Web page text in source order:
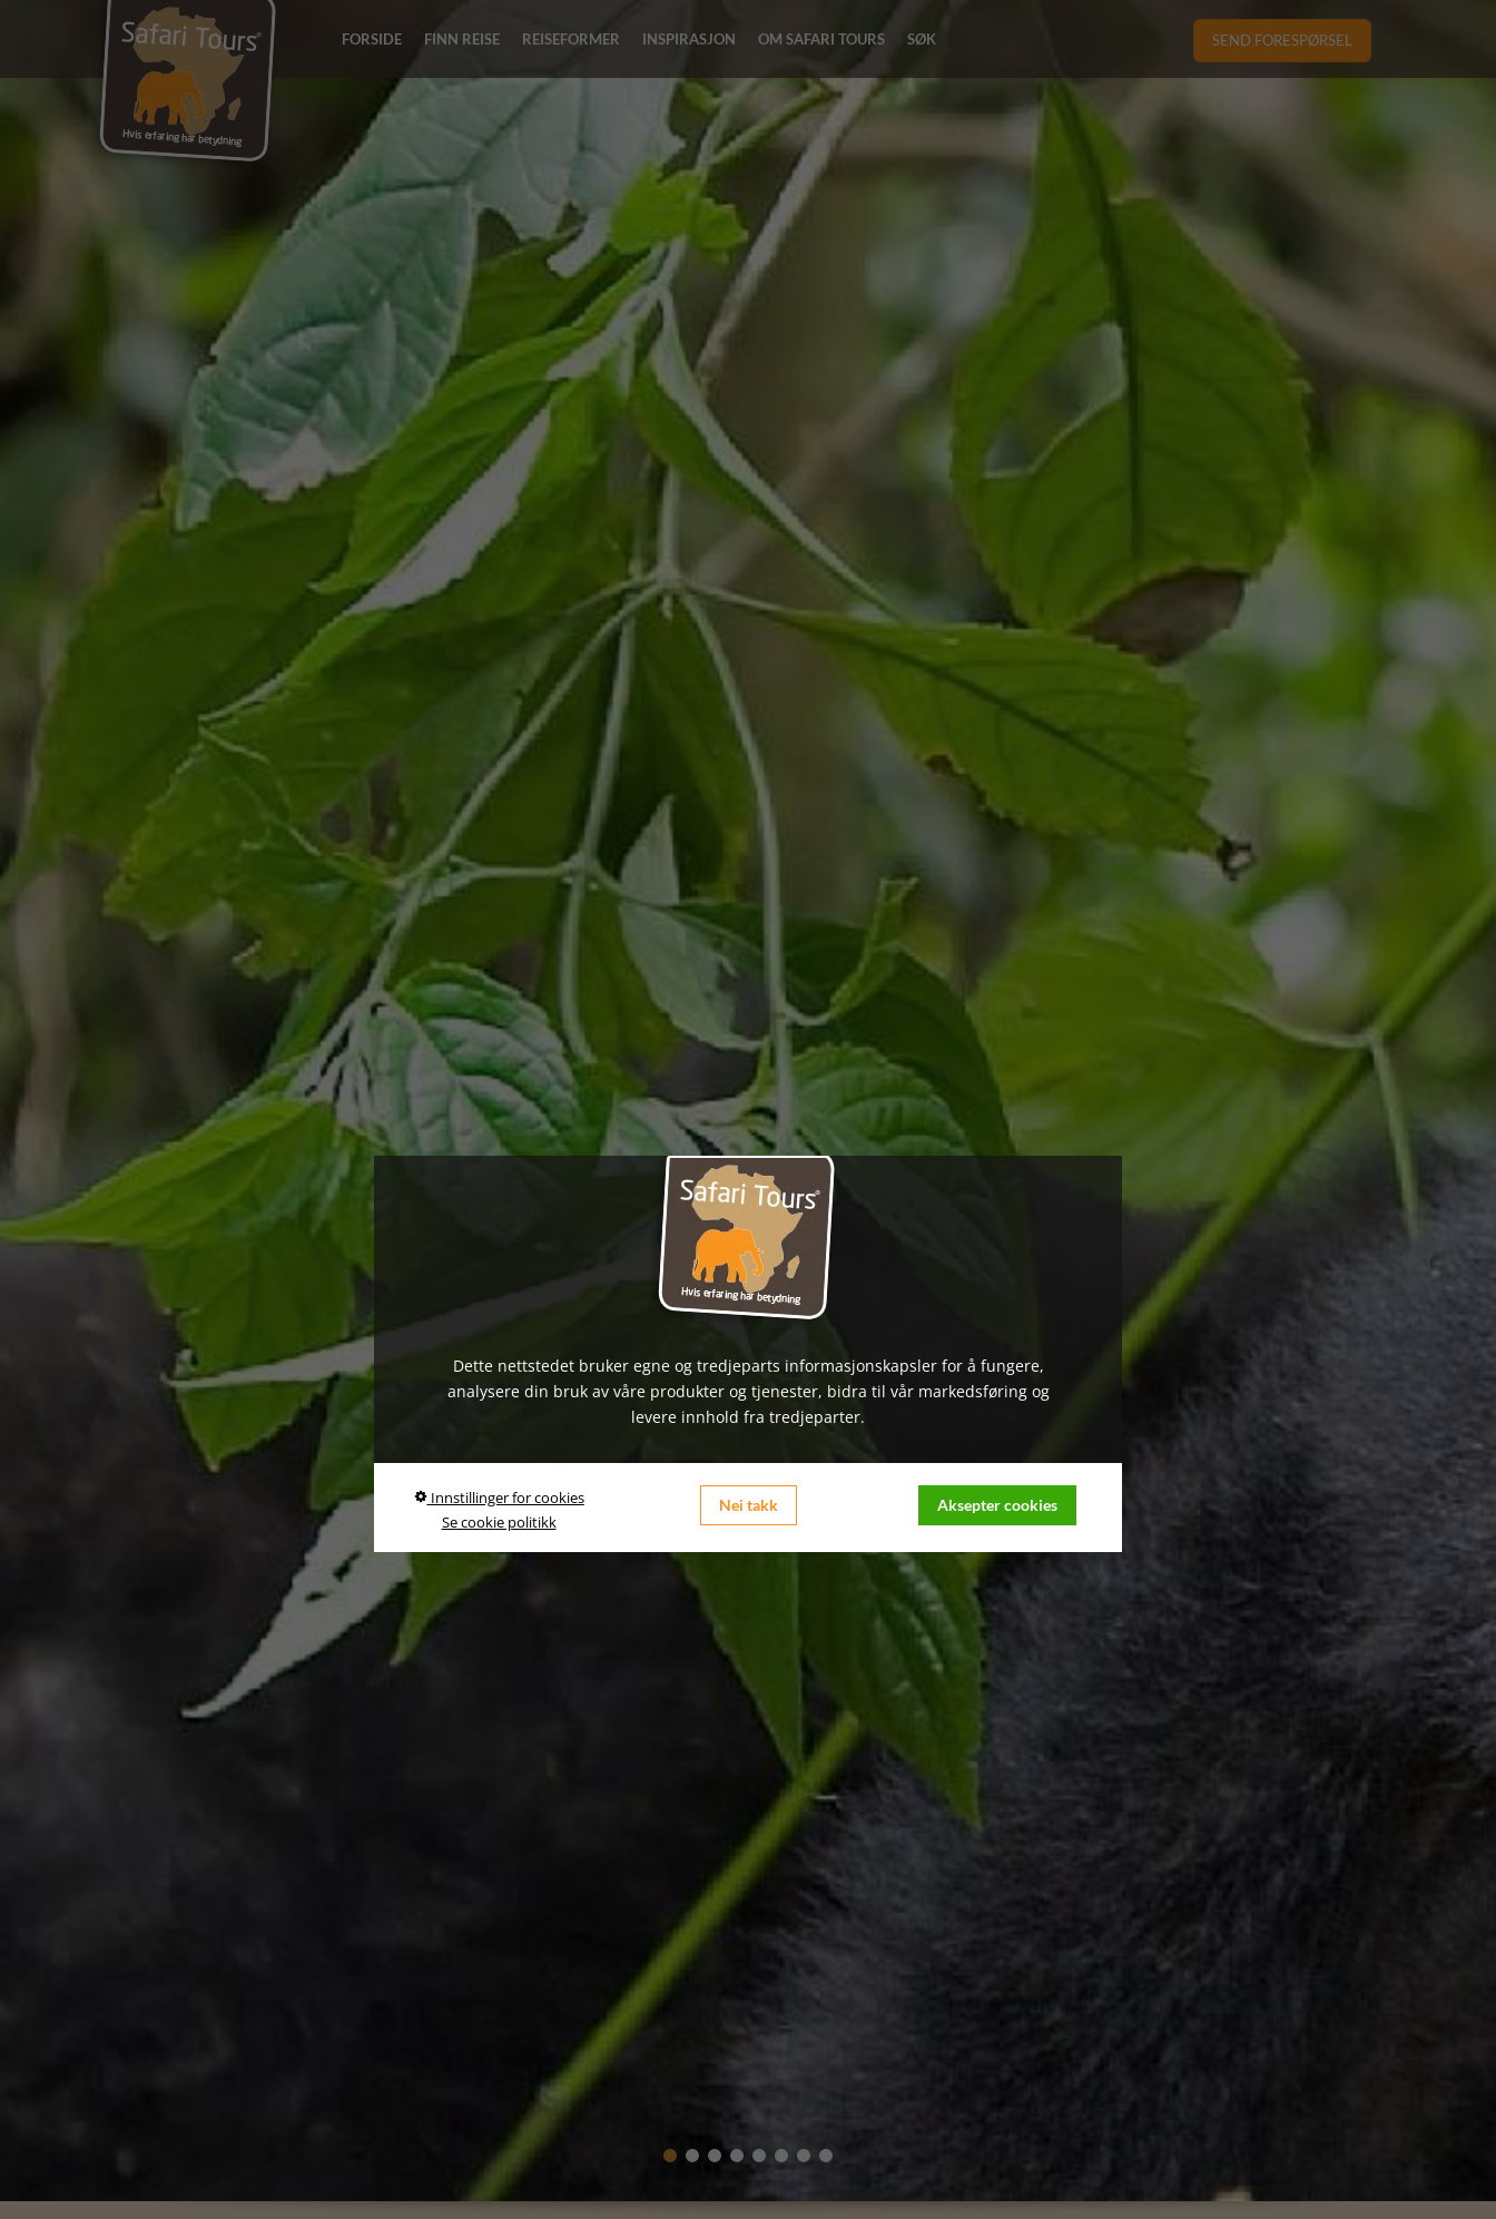
FORSIDE FINN REISE REISEFORMER INSPIRASJON OM SAFARI TOURS SØK SEND FORESPØRSEL
Dette nettstedet bruker egne og tredjeparts informasjonskapsler for å fungere,
analysere din bruk av våre produkter og tjenester, bidra til vår markedsføring og
levere innhold fra tredjeparter.
Innstillinger for cookies
Se cookie politikk
Nei takk Aksepter cookies